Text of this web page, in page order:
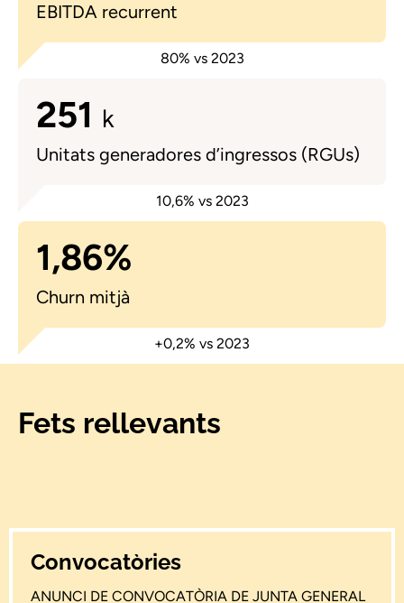
EBITDA recurrent
251
Unitats generadores d’ingressos (RGUs)
1,86%
Churn mitjà
Fets rellevants
Convocatòries
ANUNCI DE CONVOCATÒRIA DE JUNTA GENERAL